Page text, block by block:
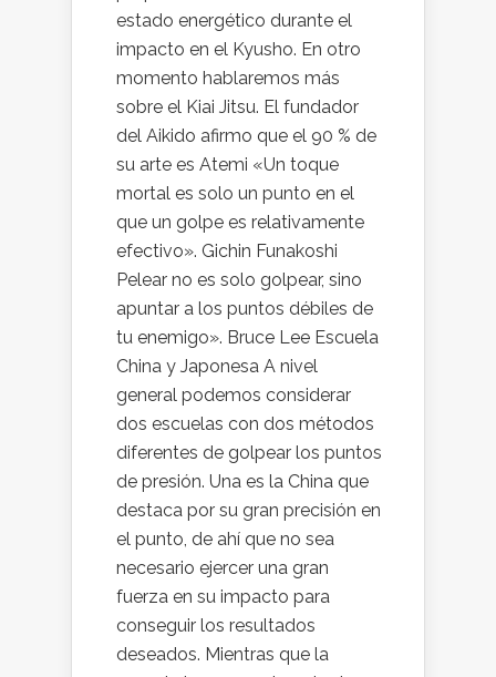
estado energético durante el
impacto en el Kyusho. En otro
momento hablaremos más
sobre el Kiai Jitsu. El fundador
del Aikido afirmo que el 90 % de
su arte es Atemi «Un toque
mortal es solo un punto en el
que un golpe es relativamente
efectivo». Gichin Funakoshi
Pelear no es solo golpear, sino
apuntar a los puntos débiles de
tu enemigo». Bruce Lee Escuela
China y Japonesa A nivel
general podemos considerar
dos escuelas con dos métodos
diferentes de golpear los puntos
de presión. Una es la China que
destaca por su gran precisión en
el punto, de ahí que no sea
necesario ejercer una gran
fuerza en su impacto para
conseguir los resultados
deseados. Mientras que la